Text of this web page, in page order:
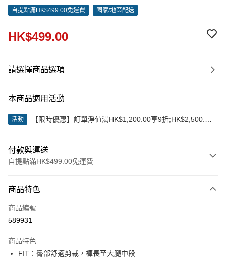
自提點滿HK$499.00免運費 國家/地區配送
HK$499.00
請選擇商品選項
本商品適用活動
活動
【限時優惠】訂單淨值滿HK$1,200.00享9折;HK$2,500.00
付款與運送
自提點滿HK$499.00免運費
信用卡
Apple Pay
AlipayHK
商品特色
商品編號
589931
商品特色
FIT：臀部舒適剪裁，褲長至大腿中段